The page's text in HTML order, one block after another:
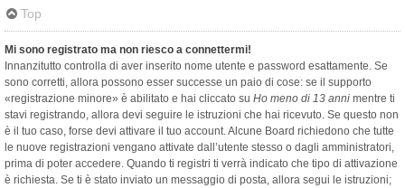
Top
Mi sono registrato ma non riesco a connettermi!
Innanzitutto controlla di aver inserito nome utente e password esattamente. Se
sono corretti, allora possono esser successe un paio di cose: se il supporto
«registrazione minore» è abilitato e hai cliccato su Ho meno di 13 anni mentre ti
stavi registrando, allora devi seguire le istruzioni che hai ricevuto. Se questo non
è il tuo caso, forse devi attivare il tuo account. Alcune Board richiedono che tutte
le nuove registrazioni vengano attivate dall’utente stesso o dagli amministratori,
prima di poter accedere. Quando ti registri ti verrà indicato che tipo di attivazione
è richiesta. Se ti è stato inviato un messaggio di posta, allora segui le istruzioni;